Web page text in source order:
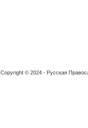
Copyright © 2024 - Русская